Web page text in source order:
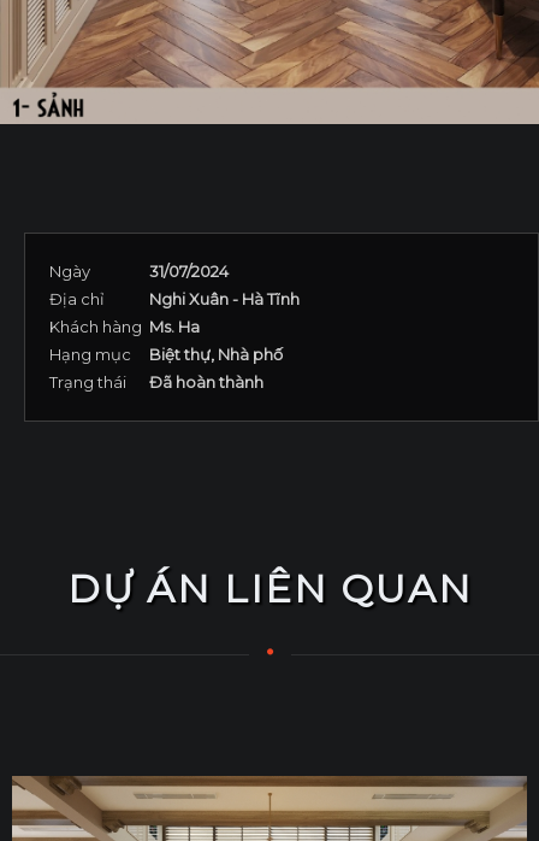
Ngày
31/07/2024
Địa chỉ
Nghi Xuân - Hà Tĩnh
Khách hàng Ms. Ha
Hạng mục
Biệt thự, Nhà phố
Trạng thái
Đã hoàn thành
DỰ ÁN LIÊN QUAN